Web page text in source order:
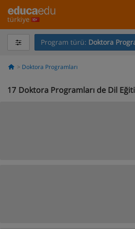
türkiye
Program türü: Doktora
Doktora Programları
17 Doktora Programları de Dil